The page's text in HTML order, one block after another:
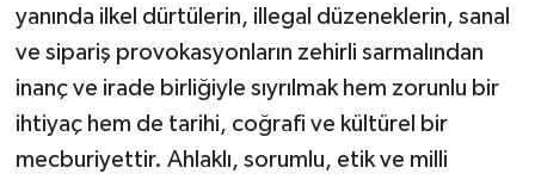
yanında ilkel dürtülerin, illegal düzeneklerin, sanal
ve sipariş provokasyonların zehirli sarmalından
inanç ve irade birliğiyle sıyrılmak hem zorunlu bir
ihtiyaç hem de tarihi, coğrafi ve kültürel bir
mecburiyettir. Ahlaklı, sorumlu, etik ve milli